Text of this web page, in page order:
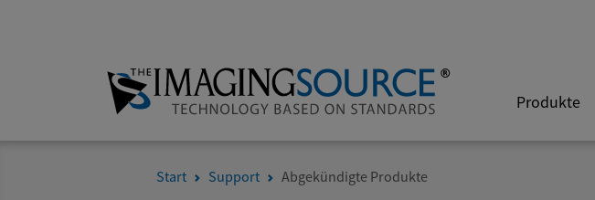
Produkte
Start Support Abgekündigte Produkte